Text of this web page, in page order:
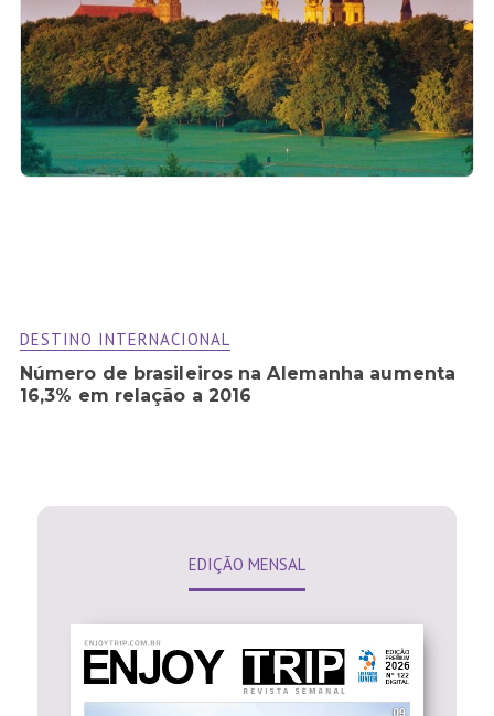
DESTINO INTERNACIONAL
Número de brasileiros na Alemanha aumenta
16,3% em relação a 2016
EDIÇÃO MENSAL